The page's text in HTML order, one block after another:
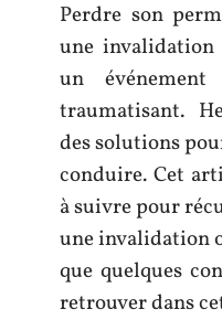
Perdre son
une
un
traumatisant.
des solutions
conduire. Cet
à suivre pour
une invalidation
que quelques
retrouver dans